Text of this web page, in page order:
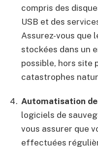
compris des
USB et des
Assurez-vous que
stockées dans un
possible, hors site
catastrophes
Automatisation
logiciels de
vous assurer que
effectuées